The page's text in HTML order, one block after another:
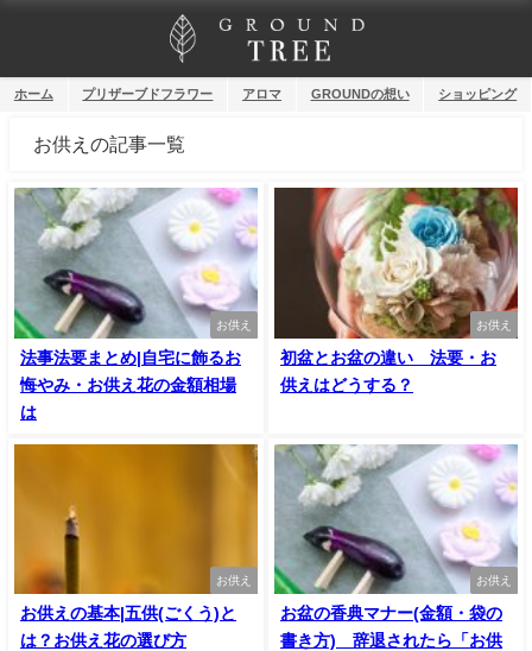
ホーム プリザーブドフラワー アロマ GROUNDの想い ショッピング
お供えの記事一覧
お供え
法事法要まとめ|自宅に飾るお
悔やみ・お供え花の金額相場
は
お供え
初盆とお盆の違い 法要・お
供えはどうする？
お供え
お供えの基本|五供(ごくう)と
は？お供え花の選び方
お供え
お盆の香典マナー(金額・袋の
書き方) 辞退されたら「お供